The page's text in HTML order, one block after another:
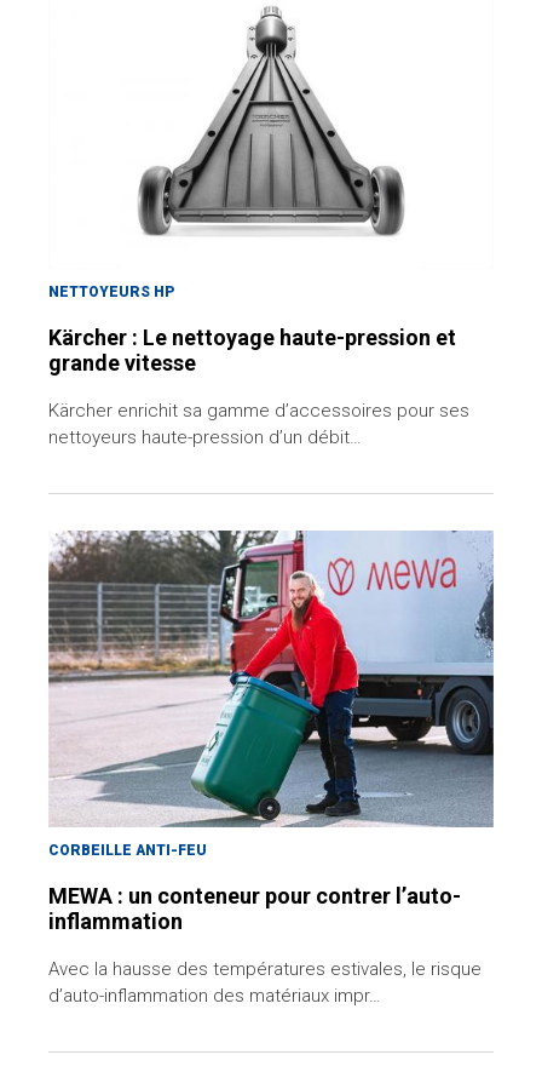
NETTOYEURS HP
Kärcher : Le nettoyage haute-pression et
grande vitesse
Kärcher enrichit sa gamme d’accessoires pour ses
nettoyeurs haute-pression d’un débit…
CORBEILLE ANTI-FEU
MEWA : un conteneur pour contrer l’auto-
inflammation
Avec la hausse des températures estivales, le risque
d’auto-inflammation des matériaux impr…